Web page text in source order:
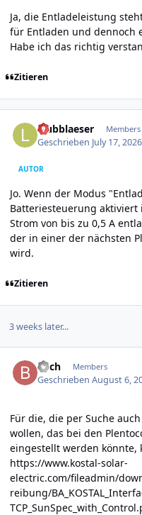
Ja, die Entladeleistung
für Entladen und dennoch
Habe ich das richtig
Zitieren
laubblaeser Members
Geschrieben July 17,
AUTOR
Jo. Wenn der Modus
Batteriesteuerung
Strom von bis zu 0,5 A
der in einer der nächsten
wird.
Zitieren
3 weeks later...
Bach Members
GeschriebenAugust 6,
Für die, die per Suche
wollen, das bei den
eingestellt werden könnte,
https://www.kostal-solar-
electric.com/fileadmin/
reibung/